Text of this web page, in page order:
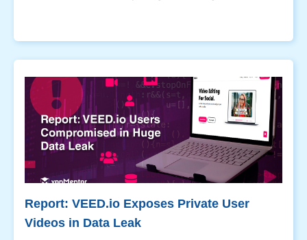
Report: VEED.io Exposes Private User
Videos in Data Leak